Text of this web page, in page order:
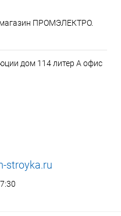
ПРОМЭЛЕКТРО.
дом 114 литер А офис
stroyka.ru